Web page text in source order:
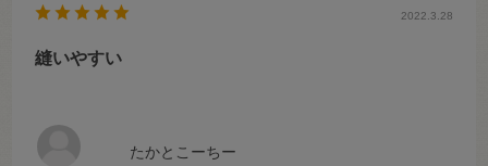
たかとこーちー
2022.3.28
縫いやすい